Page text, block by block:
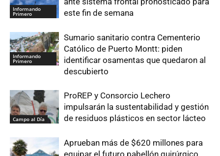
Informando
Primero
este fin de semana
Informando
Primero
Sumario sanitario contra Cementerio
Católico de Puerto Montt: piden
identificar osamentas que quedaron al
descubierto
Campo al Día
ProREP y Consorcio Lechero
impulsarán la sustentabilidad y gestión
de residuos plásticos en sector lácteo
Aprueban más de $620 millones para
equipar el futuro pabellón quirúrgico